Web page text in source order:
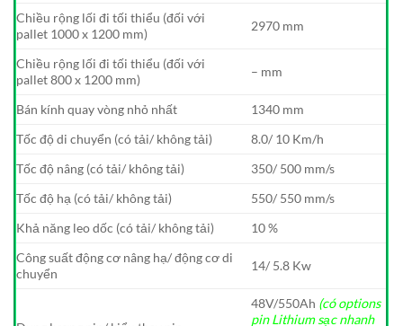
Chiều rộng lối đi tối thiểu (đối với
pallet 1000 x 1200 mm)
2970 mm
Chiều rộng lối đi tối thiểu (đối với
pallet 800 x 1200 mm)
– mm
Bán kính quay vòng nhỏ nhất
1340 mm
Tốc độ di chuyển (có tải/ không tải)
8.0/ 10 Km/h
Tốc độ nâng (có tải/ không tải)
350/ 500 mm/s
Tốc độ hạ (có tải/ không tải)
550/ 550 mm/s
Khả năng leo dốc (có tải/ không tải)
10 %
Công suất động cơ nâng hạ/ động cơ di
chuyển
14/ 5.8 Kw
48V/550Ah (có options
pin Lithium sạc nhanh